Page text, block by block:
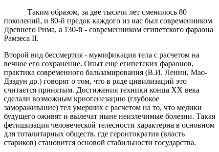
Таким образом, за две тысячи лет сменилось 80
поколений, и 80-й предок каждого из нас был современником
Древнего Рима, а 130-й - современником египетского фараона
Рамзеса II.
Второй вид бессмертия - мумификация тела с расчетом на
вечное его сохранение. Опыт еще египетских фараонов,
практика современного бальзамирования (В.И. Ленин, Мао-
Дзэдун др.) говорят о том, что в ряде цивилизаций это
считается принятым. Достижения техники конца XX века
сделали возможным криогенезацию (глубокое
замораживание) тел умерших с расчетом на то, что медики
будущего оживят и вылечат ныне неизлечимые болезни. Такая
фетишизация человеческой телесности характерна в основном
для тоталитарных обществ, где геронтократия (власть
стариков) становится основой стабильности государства.